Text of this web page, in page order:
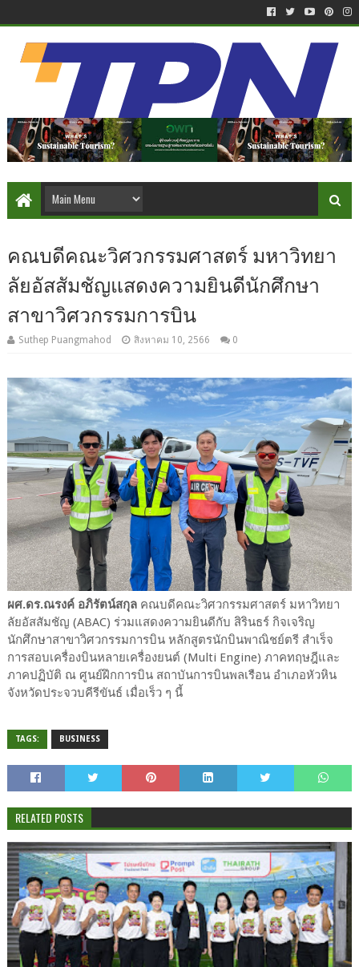
คณบดีคณะวิศวกรรมศาสตร์ มหาวิทยา
ลัยอัสสัมชัญแสดงความยินดีนักศึกษา
สาขาวิศวกรรมการบิน
Suthep Puangmahod สิงหาคม 10, 2566 0
ผศ.ดร.ณรงค์ อภิรัตน์สกุล คณบดีคณะวิศวกรรมศาสตร์ มหาวิทยา
ลัยอัสสัมชัญ (ABAC) ร่วมแสดงความยินดีกับ สิรินธร์ กิจเจริญ
นักศึกษาสาขาวิศวกรรมการบิน หลักสูตรนักบินพาณิชย์ตรี สำเร็จ
การสอบเครื่องบินหลายเครื่องยนต์ (Multi Engine) ภาคทฤษฎีและ
ภาคปฏิบัติ ณ ศูนย์ฝึกการบิน สถาบันการบินพลเรือน อำเภอหัวหิน
จังหวัดประจวบคีรีขันธ์ เมื่อเร็ว ๆ นี้
TAGS: BUSINESS
RELATED POSTS